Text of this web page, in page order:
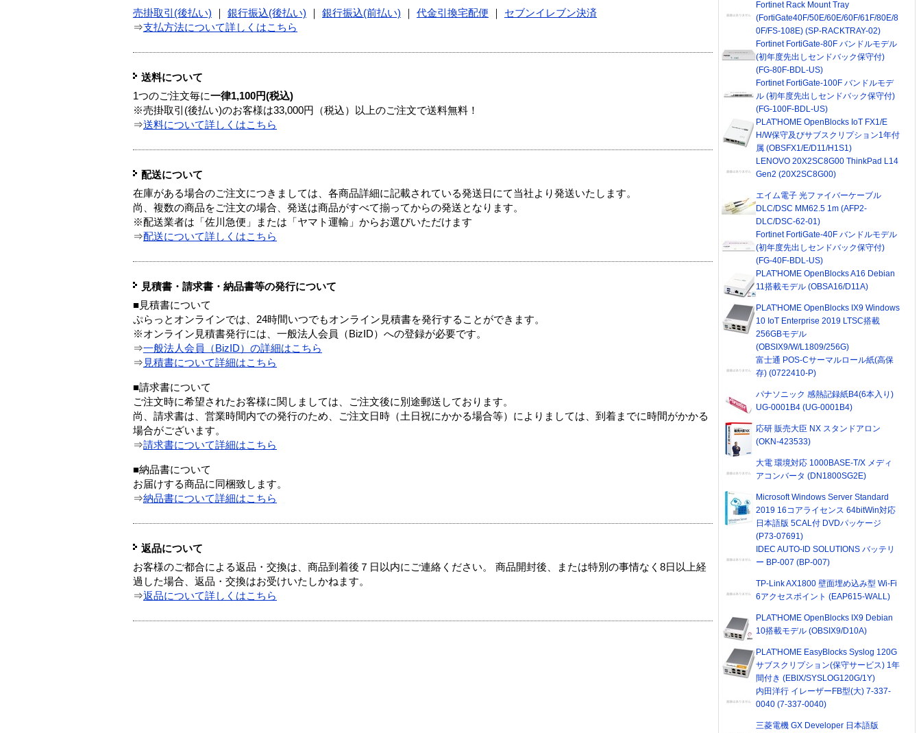
売掛取引(後払い) 銀行振込(後払い) 銀行振込(前払い) 代金引換宅配便
セブンイレブン決済
⇒支払方法について詳しくはこちら
送料について
1つのご注文毎に一律1,100円(税込)
※売掛取引(後払い)のお客様は33,000円（税込）以上のご注文で送料無料！
⇒送料について詳しくはこちら
配送について
在庫がある場合のご注文につきましては、各商品詳細に記載されている発送日にて当社より発送いたします。
尚、複数の商品をご注文の場合、発送は商品がすべて揃ってからの発送となります。
※配送業者は「佐川急便」または「ヤマト運輸」からお選びいただけます
⇒配送について詳しくはこちら
見積書・請求書・納品書等の発行について
■見積書について
ぷらっとオンラインでは、24時間いつでもオンライン見積書を発行することができます。
※オンライン見積書発行には、一般法人会員（BizID）への登録が必要です。
⇒一般法人会員（BizID）の詳細はこちら
⇒ 見積書について詳細はこちら
■請求書について
ご注文時に希望されたお客様に関しましては、ご注文後に別途郵送しております。
尚、請求書は、営業時間内での発行のため、ご注文日時（土日祝にかかる場合等）によりましては、到着までに時間がかかる
場合がございます。
⇒請求書について詳細はこちら
■納品書について
お届けする商品に同梱致します。
⇒納品書について詳細はこちら
返品について
お客様のご都合による返品・交換は、商品到着後７日以内にご連絡ください。 商品開封後、または特別の事情なく8日以上経
過した場合、返品・交換はお受けいたしかねます。
⇒返品について詳しくはこちら
Fortinet Rack Mount Tray
(FortiGate40F/50E/60E/60F/61F/80E/8
0F/FS-108E) (SP-RACKTRAY-02)
Fortinet FortiGate-80F バンドルモデル
(初年度先出しセンドバック保守付)
(FG-80F-BDL-US)
Fortinet FortiGate-100F バンドルモデ
ル (初年度先出しセンドバック保守付)
(FG-100F-BDL-US)
PLAT'HOME OpenBlocks IoT FX1/E
H/W保守及びサブスクリプション1年付
属 (OBSFX1/E/D11/H1S1)
LENOVO 20X2SC8G00 ThinkPad L14
Gen2 (20X2SC8G00)
エイム電子 光ファイバーケーブル
DLC/DSC MM62.5 1m (AFP2-
DLC/DSC-62-01)
Fortinet FortiGate-40F バンドルモデル
(初年度先出しセンドバック保守付)
(FG-40F-BDL-US)
PLAT'HOME OpenBlocks A16 Debian
11搭載モデル (OBSA16/D11A)
PLAT'HOME OpenBlocks IX9 Windows
10 IoT Enterprise 2019 LTSC搭載
256GBモデル
(OBSIX9/W/L1809/256G)
富士通 POS-Cサーマルロール紙(高保
存) (0722410-P)
パナソニック 感熱記録紙B4(6本入り)
UG-0001B4 (UG-0001B4)
応研 販売大臣 NX スタンドアロン
(OKN-423533)
大電 環境対応 1000BASE-T/X メディ
アコンバータ (DN1800SG2E)
Microsoft Windows Server Standard
2019 16コアライセンス 64bitWin対応
日本語版 5CAL付 DVDパッケージ
(P73-07691)
IDEC AUTO-ID SOLUTIONS バッテリ
ー BP-007 (BP-007)
TP-Link AX1800 壁面埋め込み型 Wi-Fi
6アクセスポイント (EAP615-WALL)
PLAT'HOME OpenBlocks IX9 Debian
10搭載モデル (OBSIX9/D10A)
PLAT'HOME EasyBlocks Syslog 120G
サブスクリプション(保守サービス) 1年
間付き (EBIX/SYSLOG120G/1Y)
内田洋行 イレーザーFB型(大) 7-337-
0040 (7-337-0040)
三菱電機 GX Developer 日本語版